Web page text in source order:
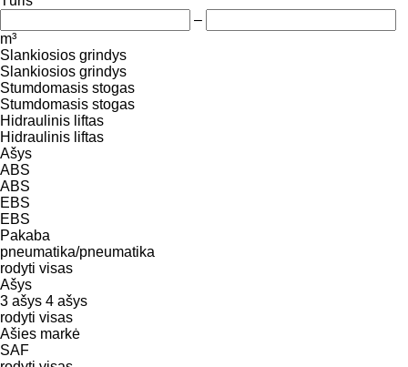
–
m³
Slankiosios grindys
Slankiosios grindys
Stumdomasis stogas
Stumdomasis stogas
Hidraulinis liftas
Hidraulinis liftas
Ašys
ABS
ABS
EBS
EBS
Pakaba
pneumatika/pneumatika
rodyti visas
Ašys
3 ašys 4 ašys
rodyti visas
Ašies markė
SAF